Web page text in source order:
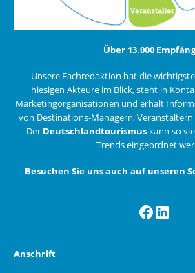
Über 13.000
Unsere Fachredaktion hat die
hiesigen Akteure im Blick, steht in
Marketingorganisationen und erhält
von Destinations-Managern,
Der Deutschlandtourismus kann so
Trends eingeordnet
Besuchen Sie uns auch auf unseren
Anschrift